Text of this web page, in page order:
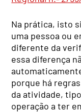
Na prática, isto
uma pessoa ou
diferente da
essa diferença
porque há
da atividade,
operação a ter